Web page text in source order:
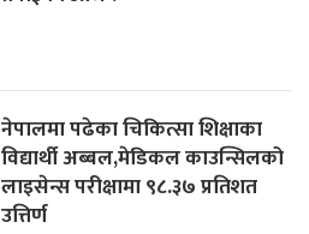
नेपालमा पढेका चिकित्सा शिक्षाका
विद्यार्थी अब्बल,मेडिकल काउन्सिलको
लाइसेन्स परीक्षामा ९८.३७ प्रतिशत
उत्तिर्ण